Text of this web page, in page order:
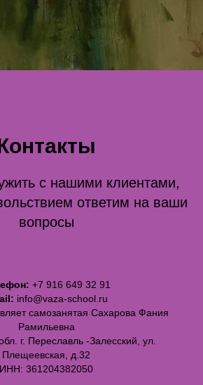
с нашими клиентами,
ответим на ваши
вопросы
+7 916 649 32 91
info@vaza-school.ru
самозанятая Сахарова Фания
Рамильевна
г. Переславль -Залесский, ул.
Плещеевская, д.32
ИНН: 361204382050